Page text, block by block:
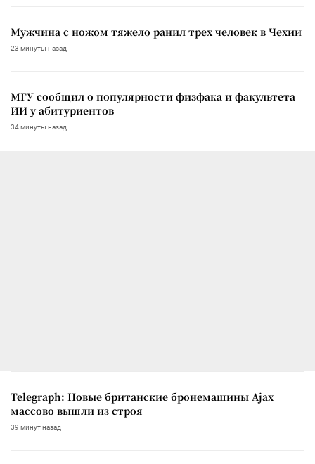
Мужчина с ножом тяжело ранил трех человек в Чехии
23 минуты назад
МГУ сообщил о популярности физфака и факультета
ИИ у абитуриентов
34 минуты назад
Telegraph: Новые британские бронемашины Ajax
массово вышли из строя
39 минут назад